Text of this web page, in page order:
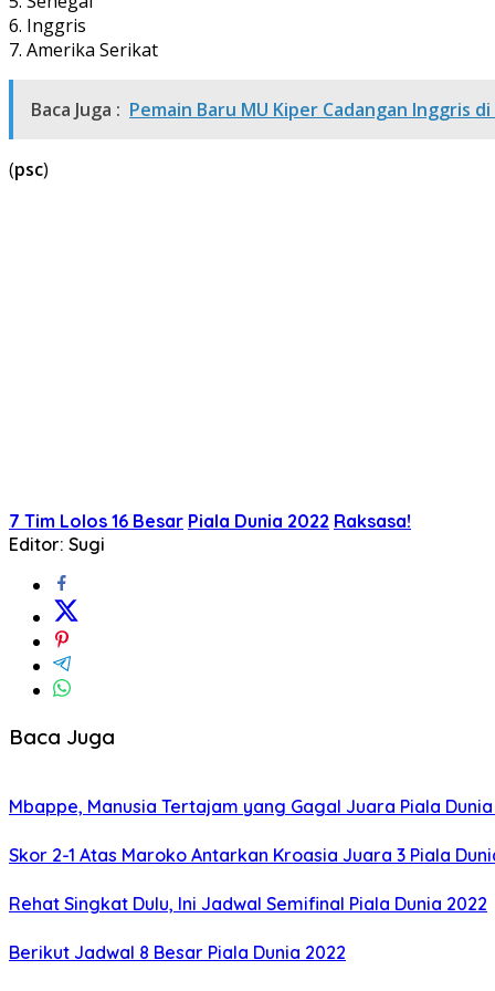
6. Inggris
7. Amerika Serikat
Baca Juga : Pemain Baru MU Kiper Cadangan Inggris di
(psc)
7 Tim Lolos 16 Besar Piala Dunia 2022 Raksasa!
Editor: Sugi
Baca Juga
Mbappe, Manusia Tertajam yang Gagal Juara Piala Dunia
Skor 2-1 Atas Maroko Antarkan Kroasia Juara 3 Piala
Rehat Singkat Dulu, Ini Jadwal Semifinal Piala Dunia 2022
Berikut Jadwal 8 Besar Piala Dunia 2022